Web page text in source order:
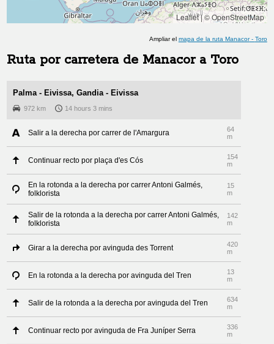
Leaflet|© OpenStreetMap
Ampliar el mapa de la ruta Manacor- Toro
Ruta por carretera de Manacora Toro
Palma - Eivissa, Gandia - Eivissa
972 km 14 hours 3 mins
Salir a la derecha por carrer de l'Amargura
64
m
Continuar recto por plaça d'es Cós
154
m
En la rotonda a la derecha por carrer Antoni Galmés,
folklorista
15
m
Salir de la rotonda a la derecha por carrer Antoni Galmés,
folklorista
142
m
Girar a la derecha por avinguda des Torrent
420
m
En la rotonda a la derecha por avinguda del Tren
13
m
Salir de la rotonda a la derecha por avinguda del Tren
634
m
Continuar recto por avinguda de Fra Juníper Serra
336
m